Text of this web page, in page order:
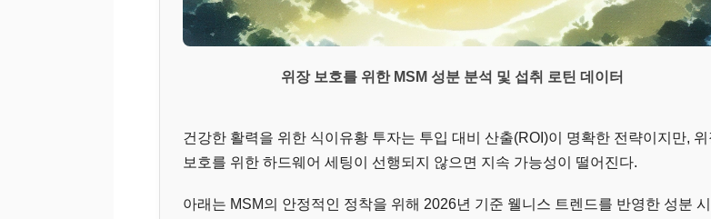
위장 보호를 위한 MSM 성분 분석 및 섭취 로틴 데이터
건강한 활력을 위한 식이유황 투자는 투입 대비 산출(ROI)이 명확한 전략이지만, 위
보호를 위한 하드웨어 세팅이 선행되지 않으면 지속 가능성이 떨어진다.
아래는 MSM의 안정적인 정착을 위해 2026년 기준 웰니스 트렌드를 반영한 성분 시